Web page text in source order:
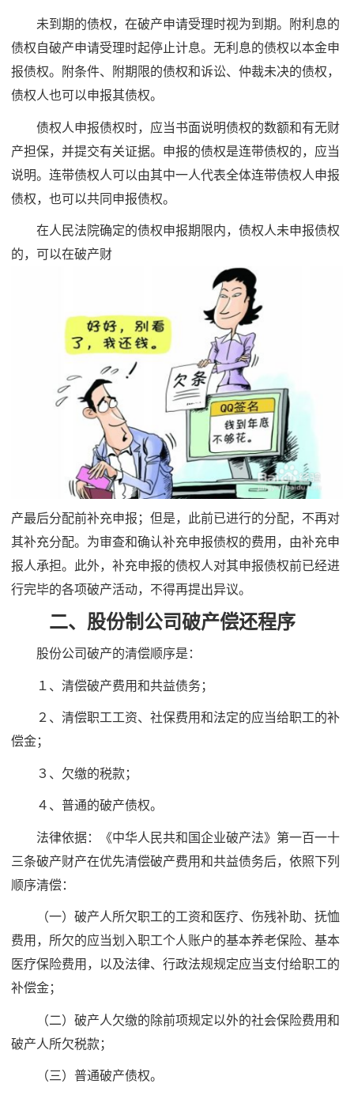
未到期的债权，在破产申请受理时视为到期。附利息的
债权自破产申请受理时起停止计息。无利息的债权以本金申
报债权。附条件、附期限的债权和诉讼、仲裁未决的债权，
债权人也可以申报其债权。
债权人申报债权时，应当书面说明债权的数额和有无财
产担保，并提交有关证据。申报的债权是连带债权的，应当
说明。连带债权人可以由其中一人代表全体连带债权人申报
债权，也可以共同申报债权。
在人民法院确定的债权申报期限内，债权人未申报债权
的，可以在破产财
产最后分配前补充申报；但是，此前已进行的分配，不再对
其补充分配。为审查和确认补充申报债权的费用，由补充申
报人承担。此外，补充申报的债权人对其申报债权前已经进
行完毕的各项破产活动，不得再提出异议。
二、股份制公司破产偿还程序
股份公司破产的清偿顺序是：
１、清偿破产费用和共益债务；
２、清偿职工工资、社保费用和法定的应当给职工的补
偿金；
３、欠缴的税款；
４、普通的破产债权。
法律依据：《中华人民共和国企业破产法》第一百一十
三条破产财产在优先清偿破产费用和共益债务后，依照下列
顺序清偿：
（一）破产人所欠职工的工资和医疗、伤残补助、抚恤
费用，所欠的应当划入职工个人账户的基本养老保险、基本
医疗保险费用，以及法律、行政法规规定应当支付给职工的
补偿金；
（二）破产人欠缴的除前项规定以外的社会保险费用和
破产人所欠税款；
（三）普通破产债权。